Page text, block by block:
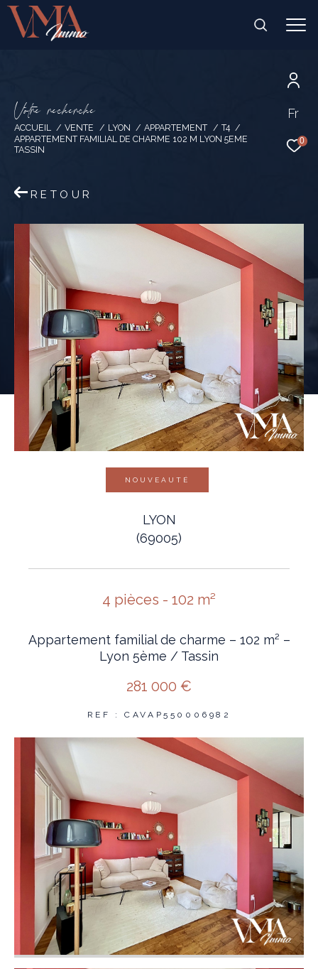
Fr
0
Votre recherche
ACCUEIL VENTE LYON APPARTEMENT
T4
APPARTEMENT FAMILIAL DE CHARME 102 M LYON 5EME
TASSIN
RETOUR
NOUVEAUTÉ
LYON
(69005)
4 pièces - 102 m²
Appartement familial de charme – 102 m² –
Lyon 5ème / Tassin
281 000 €
REF : CAVAP550006982